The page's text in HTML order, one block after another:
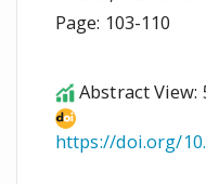
Page: 103-110
Abstract View:
https://doi.org/